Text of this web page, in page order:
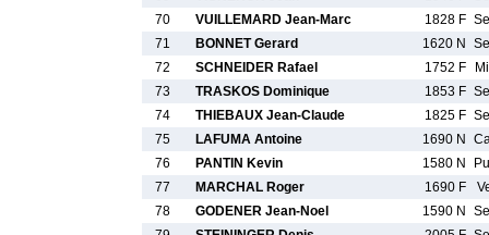
70
VUILLEMARD Jean-Marc 1828 F
71
BONNET Gerard 1620 N
72
SCHNEIDER Rafael 1752 F
73
TRASKOS Dominique 1853 F
74
THIEBAUX Jean-Claude 1825 F
75
LAFUMA Antoine 1690 N
76
PANTIN Kevin 1580 N
77
MARCHAL Roger 1690 F
78
GODENER Jean-Noel 1590 N